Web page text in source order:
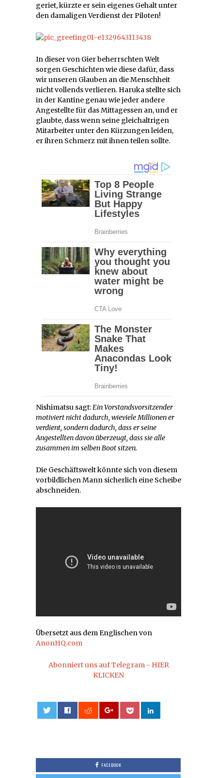
geriet, kürzte er sein eigenes Gehalt unter
den damaligen Verdienst der Piloten!
In dieser von Gier beherrschten Welt
sorgen Geschichten wie diese dafür, dass
wir unseren Glauben an die Menschheit
nicht vollends verlieren. Haruka stellte sich
in der Kantine genau wie jeder andere
Angestellte für das Mittagessen an, und er
glaubte, dass wenn seine gleichaltrigen
Mitarbeiter unter den Kürzungen leiden,
er ihren Schmerz mit ihnen teilen sollte.
Nishimatsu sagt:Ein Vorstandsvorsitzender
motiviert nicht dadurch, wieviele Millionen er
verdient, sondern dadurch, dass er seine
Angestellten davon überzeugt, dass sie alle
zusammen im selben Boot sitzen.
Die Geschäftswelt könnte sich von diesem
vorbildlichen Mann sicherlich eine Scheibe
abschneiden.
Übersetzt aus dem Englischen von
AnonHQ.com
Abonniert uns auf Telegram - HIER
KLICKEN
FACEBOOK